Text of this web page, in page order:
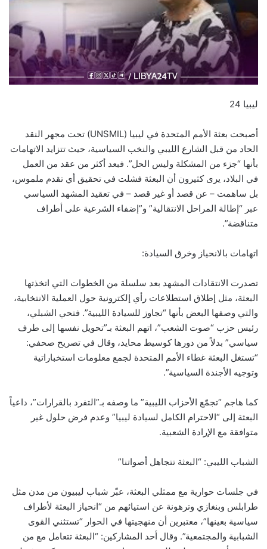
ليبيا 24
أصبحت بعثة الأمم المتحدة في ليبيا (UNSMIL) تحت مجهر النقد
الحاد من قبل الشارع الليبي والنخب السياسية، حيث تتزايد الاتهامات
بأنها “جزء من المشكلة وليس الحل”. فبعد أكثر من عقد من العمل
في البلاد، يرى كثيرون أن البعثة فشلت في تحقيق أي تقدم ملموس،
بل ساهمت – عن قصد أو غير قصد – في تعقيد المشهد السياسي
عبر “إطالة المراحل الانتقالية” و”إضفاء الشرعية على أطراف
متناقضة”.
اتهامات بالانحياز وخرق السيادة:
تصدرت الانتقادات المشهد بعد سلسلة من الخطوات التي اتخذتها
البعثة، مثل إطلاق استطلاعات رأي إلكترونية حول العملية الانتخابية،
والتي وصفها البعض بأنها “تجاوز للسيادة الليبية”. فتحي الشبلي،
رئيس حزب “صوت الشعب”، اتهم البعثة بـ”تحويل نفسها إلى طرف
سياسي” بدلاً من دورها كوسيط محايد، وقال في تصريح صحفي:
“تستغل البعثة غطاء الأمم المتحدة لجمع معلومات استخباراتية
وتوجيه الأجندة السياسية”.
كما هاجم “تجمّع الأحزاب الليبية” ما وصفه بـ”التفرد بالقرارات”، داعياً
البعثة إلى “الاحترام الكامل لسيادة ليبيا” وعدم فرض حلول غير
متوافقة مع الإرادة الشعبية.
الشباب الليبي: “البعثة تتجاهل أصواتنا”
في جلسات حوارية مع ممثلي البعثة، عبّر شباب ليبيون من مدن مثل
طرابلس وبنغازي وترهونة عن استيائهم من “انحياز البعثة لأطراف
سياسية بعينها”، معتبرين أن منهجيتها في الحوار “تستثني القوى
الشبابية والمجتمعية”. وقال أحد المشاركين: “البعثة تتعامل مع من